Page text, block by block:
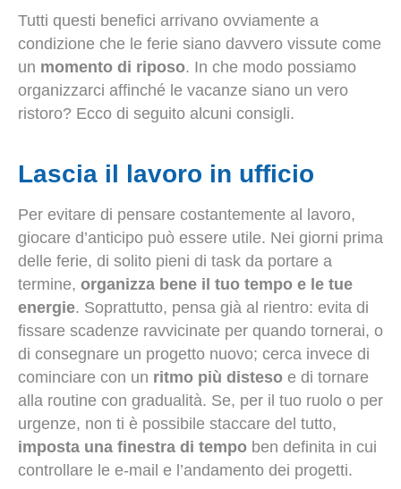
Tutti questi benefici arrivano ovviamente a
condizione che le ferie siano davvero vissute come
un momento di riposo. In che modo possiamo
organizzarci affinché le vacanze siano un vero
ristoro? Ecco di seguito alcuni consigli.
Lascia il lavoro in ufficio
Per evitare di pensare costantemente al lavoro,
giocare d’anticipo può essere utile. Nei giorni prima
delle ferie, di solito pieni di task da portare a
termine, organizza bene il tuo tempo e le tue
energie. Soprattutto, pensa già al rientro: evita di
fissare scadenze ravvicinate per quando tornerai, o
di consegnare un progetto nuovo; cerca invece di
cominciare con un ritmo più disteso e di tornare
alla routine con gradualità. Se, per il tuo ruolo o per
urgenze, non ti è possibile staccare del tutto,
imposta una finestra di tempo ben definita in cui
controllare le e-mail e l’andamento dei progetti.